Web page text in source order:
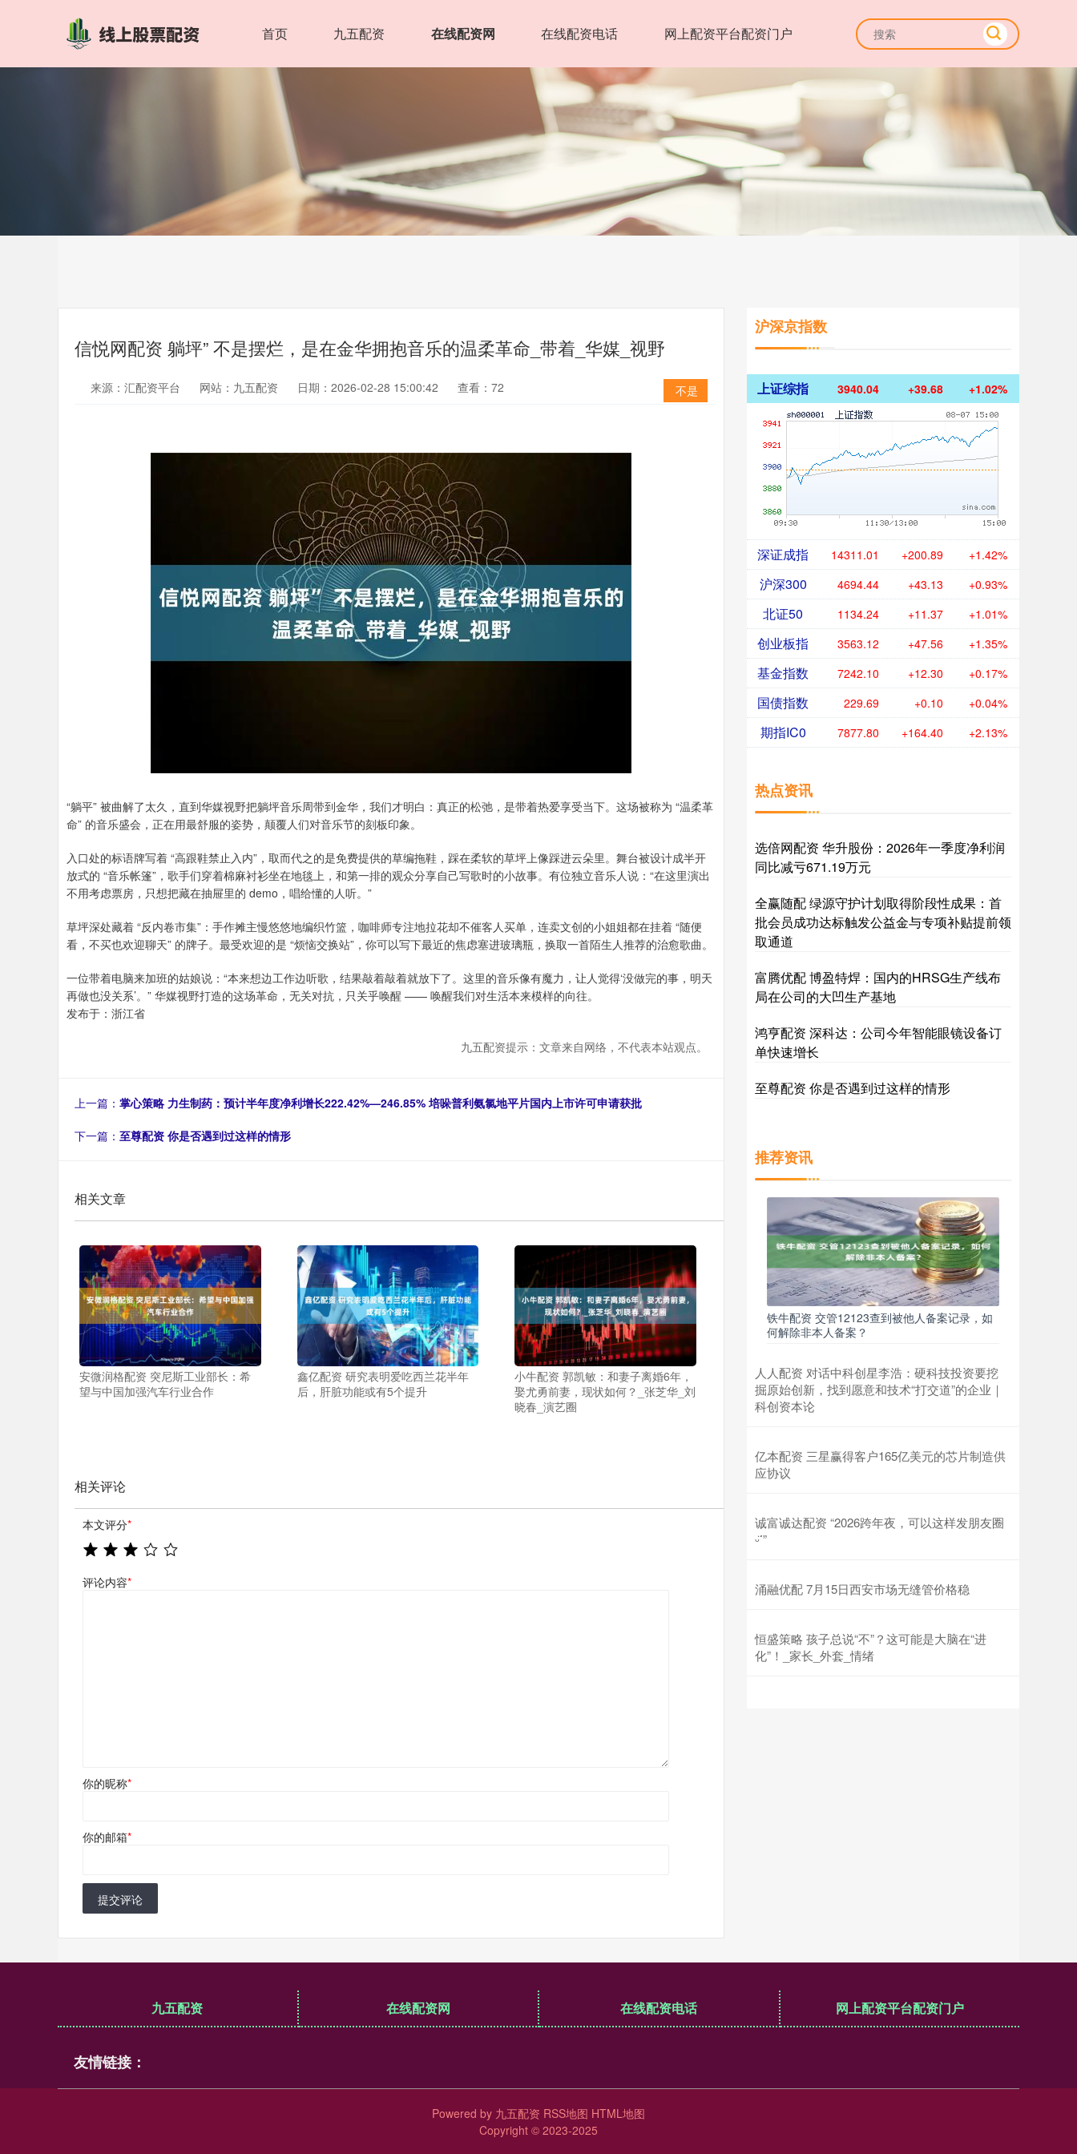
首页 九五配资 在线配资网 在线配资电话 网上配资平台配资门户
信悦网配资 躺坪” 不是摆烂，是在金华拥抱音乐的温柔革命_带着_华媒_视野
不是
来源：汇配资平台 网站：九五配资 日期：2026-02-28 15:00:42 查看：72
“躺平” 被曲解了太久，直到华媒视野把躺坪音乐周带到金华，我们才明白：真正的松弛，是带着热爱享受当下。这场被称为 “温柔革
命” 的音乐盛会，正在用最舒服的姿势，颠覆人们对音乐节的刻板印象。
入口处的标语牌写着 “高跟鞋禁止入内”，取而代之的是免费提供的草编拖鞋，踩在柔软的草坪上像踩进云朵里。舞台被设计成半开
放式的 “音乐帐篷”，歌手们穿着棉麻衬衫坐在地毯上，和第一排的观众分享自己写歌时的小故事。有位独立音乐人说：“在这里演出
不用考虑票房，只想把藏在抽屉里的 demo，唱给懂的人听。”
草坪深处藏着 “反内卷市集”：手作摊主慢悠悠地编织竹篮，咖啡师专注地拉花却不催客人买单，连卖文创的小姐姐都在挂着 “随便
看，不买也欢迎聊天” 的牌子。最受欢迎的是 “烦恼交换站”，你可以写下最近的焦虑塞进玻璃瓶，换取一首陌生人推荐的治愈歌曲。
一位带着电脑来加班的姑娘说：“本来想边工作边听歌，结果敲着敲着就放下了。这里的音乐像有魔力，让人觉得‘没做完的事，明天
再做也没关系’。” 华媒视野打造的这场革命，无关对抗，只关乎唤醒 —— 唤醒我们对生活本来模样的向往。
发布于：浙江省
九五配资提示：文章来自网络，不代表本站观点。
上一篇： 掌心策略 力生制药：预计半年度净利增长222.42%—246.85% 培哚普利氨氯地平片国内上市许可申请获批
下一篇： 至尊配资 你是否遇到过这样的情形
相关文章
安微润格配资 突尼斯工业部长：希
望与中国加强汽车行业合作
鑫亿配资 研究表明爱吃西兰花半年
后，肝脏功能或有5个提升
小牛配资 郭凯敏：和妻子离婚6年，
娶尤勇前妻，现状如何？_张芝华_刘
晓春_演艺圈
相关评论
本文评分*
评论内容*
你的昵称*
你的邮箱*
提交评论
沪深京指数
上证综指 3940.04 +39.68 +1.02%
深证成指 14311.01 +200.89 +1.42%
沪深300 4694.44 +43.13 +0.93%
北证50 1134.24 +11.37 +1.01%
创业板指 3563.12 +47.56 +1.35%
基金指数 7242.10 +12.30 +0.17%
国债指数 229.69 +0.10 +0.04%
期指IC0 7877.80 +164.40 +2.13%
热点资讯
选倍网配资 华升股份：2026年一季度净利润
同比减亏671.19万元
全赢随配 绿源守护计划取得阶段性成果：首
批会员成功达标触发公益金与专项补贴提前领
取通道
富腾优配 博盈特焊：国内的HRSG生产线布
局在公司的大凹生产基地
鸿亨配资 深科达：公司今年智能眼镜设备订
单快速增长
至尊配资 你是否遇到过这样的情形
推荐资讯
铁牛配资 交管12123查到被他人备案记录，如
何解除非本人备案？
人人配资 对话中科创星李浩：硬科技投资要挖
掘原始创新，找到愿意和技术“打交道”的企业｜
科创资本论
亿本配资 三星赢得客户165亿美元的芯片制造供
应协议
诚富诚达配资 “2026跨年夜，可以这样发朋友圈
ᵕ̈ᐝ”
涌融优配 7月15日西安市场无缝管价格稳
恒盛策略 孩子总说“不”？这可能是大脑在“进
化”！_家长_外套_情绪
九五配资 在线配资网 在线配资电话 网上配资平台配资门户
友情链接：
Powered by 九五配资 RSS地图 HTML地图
Copyright © 2023-2025